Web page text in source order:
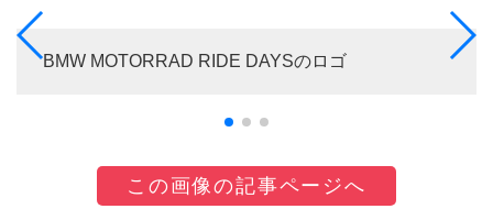
BMW MOTORRAD RIDE DAYSのロゴ
この画像の記事ページへ